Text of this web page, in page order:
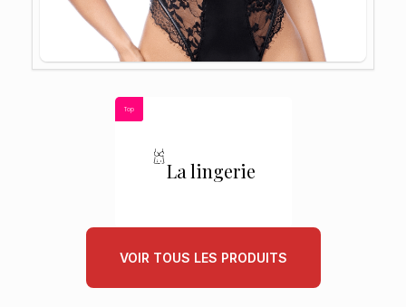
La lingerie
Top
VOIR TOUS LES PRODUITS